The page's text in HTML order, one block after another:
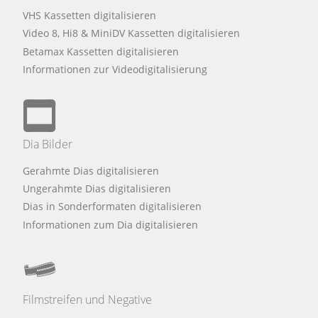
VHS Kassetten digitalisieren
Video 8, Hi8 & MiniDV Kassetten digitalisieren
Betamax Kassetten digitalisieren
Informationen zur Videodigitalisierung
Dia Bilder
Gerahmte Dias digitalisieren
Ungerahmte Dias digitalisieren
Dias in Sonderformaten digitalisieren
Informationen zum Dia digitalisieren
Filmstreifen und Negative